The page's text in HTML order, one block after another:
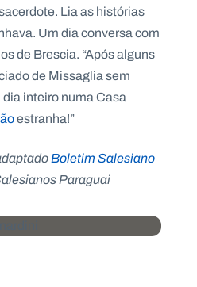
Lia as histórias
Um dia conversa com
de Brescia. “Após alguns
de Missaglia sem
inteiro numa Casa
estranha!”
Boletim Salesiano
Paraguai